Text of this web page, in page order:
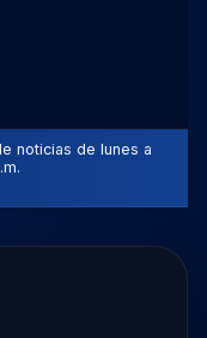
noticias de lunes a